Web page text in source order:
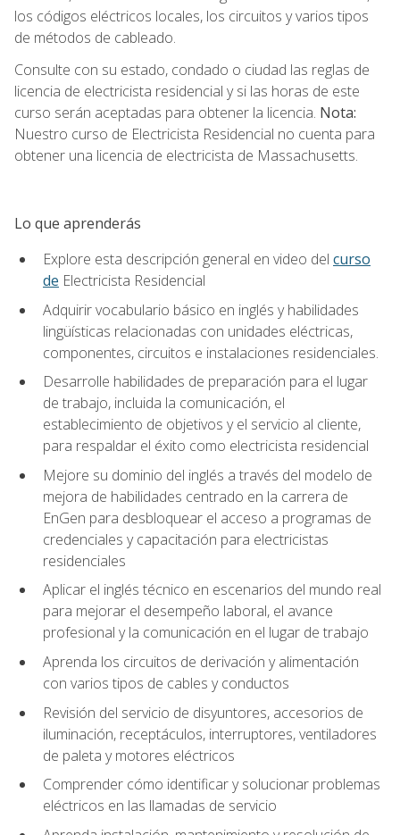
los códigos eléctricos locales, los circuitos y varios tipos
de métodos de cableado.
Consulte con su estado, condado o ciudad las reglas de
licencia de electricista residencial y si las horas de este
curso serán aceptadas para obtener la licencia. Nota:
Nuestro curso de Electricista Residencial no cuenta para
obtener una licencia de electricista de Massachusetts.
Lo que aprenderás
Explore esta descripción general en video del curso
de Electricista Residencial
Adquirir vocabulario básico en inglés y habilidades
lingüísticas relacionadas con unidades eléctricas,
componentes, circuitos e instalaciones residenciales.
Desarrolle habilidades de preparación para el lugar
de trabajo, incluida la comunicación, el
establecimiento de objetivos y el servicio al cliente,
para respaldar el éxito como electricista residencial
Mejore su dominio del inglés a través del modelo de
mejora de habilidades centrado en la carrera de
EnGen para desbloquear el acceso a programas de
credenciales y capacitación para electricistas
residenciales
Aplicar el inglés técnico en escenarios del mundo real
para mejorar el desempeño laboral, el avance
profesional y la comunicación en el lugar de trabajo
Aprenda los circuitos de derivación y alimentación
con varios tipos de cables y conductos
Revisión del servicio de disyuntores, accesorios de
iluminación, receptáculos, interruptores, ventiladores
de paleta y motores eléctricos
Comprender cómo identificar y solucionar problemas
eléctricos en las llamadas de servicio